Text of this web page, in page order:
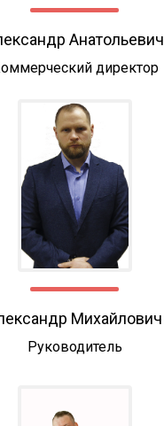
Анатольевич
Михайлович
директор
Руководитель